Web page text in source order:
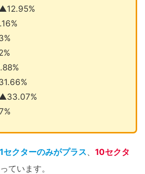
1セクターのみがプラス、 10セクタ
ています。